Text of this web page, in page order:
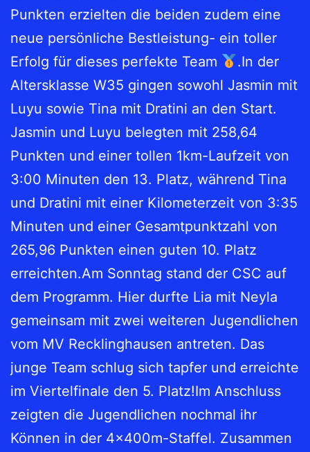
Punkten erzielten die beiden zudem eine
neue persönliche Bestleistung- ein toller
Erfolg für dieses perfekte Team
.In der
Altersklasse W35 gingen sowohl Jasmin mit
Luyu sowie Tina mit Dratini an den Start.
Jasmin und Luyu belegten mit 258,64
Punkten und einer tollen 1km-Laufzeit von
3:00 Minuten den 13. Platz, während Tina
und Dratini mit einer Kilometerzeit von 3:35
Minuten und einer Gesamtpunktzahl von
265,96 Punkten einen guten 10. Platz
erreichten.Am Sonntag stand der CSC auf
dem Programm. Hier durfte Lia mit Neyla
gemeinsam mit zwei weiteren Jugendlichen
vom MV Recklinghausen antreten. Das
junge Team schlug sich tapfer und erreichte
im Viertelfinale den 5. Platz!Im Anschluss
zeigten die Jugendlichen nochmal ihr
Können in der 4x400m-Staffel. Zusammen